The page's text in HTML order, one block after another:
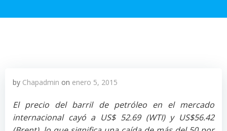
by Chapadmin on enero 5, 2015
El precio del barril de petróleo en el mercado
internacional cayó a US$ 52.69 (WTI) y US$56.42